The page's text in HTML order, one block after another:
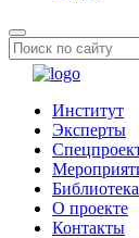
Институт
Эксперты
Библиотека
О проекте
Контакты